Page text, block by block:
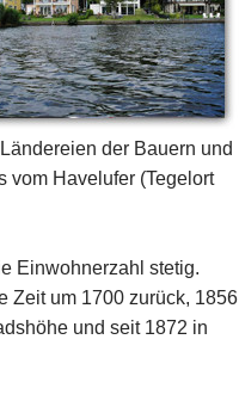
der Bauern und
vom Havelufer (Tegelort
Einwohnerzahl stetig.
Zeit um 1700 zurück, 1856
und seit 1872 in